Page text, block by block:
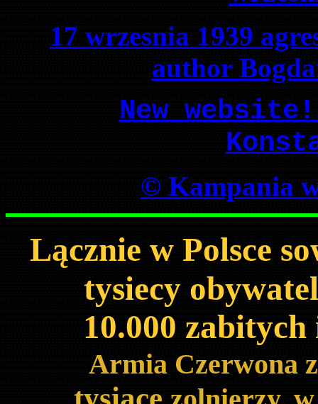
17 wrzesnia 1939
author
New
© Kampania
Lącznie w Polsce
tysiecy
10.000
Armia Czerwona